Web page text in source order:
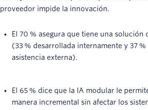
proveedor impide la innovación.
El 70 % asegura que tiene una solución
(33 % desarrollada internamente y 37
asistencia externa).
El 65 % dice que la IA modular le
manera incremental sin afectar los